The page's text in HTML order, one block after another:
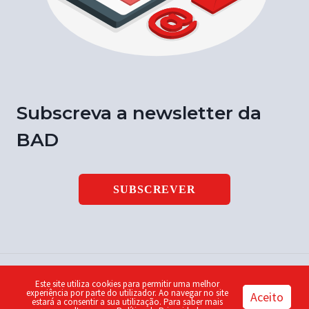
Subscreva a newsletter da
BAD
SUBSCREVER
© 2026 Notícia BAD | ISSN 1646-9003 | Design by Piu
Este site utiliza cookies para permitir uma melhor
experiência por parte do utilizador. Ao navegar no site
estará a consentir a sua utilização. Para saber mais Aceito